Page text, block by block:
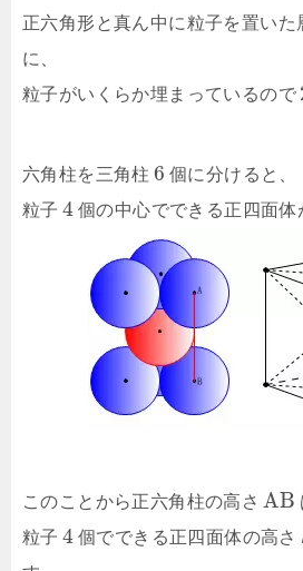
正六角形と真ん中に粒子を置いた
に、
粒子がいくらか埋まっているので
六角柱を三角柱 6 個に分けると、
粒子 4 個の中心でできる正四面体
このことから正六角柱の高さ AB
粒子 4 個でできる正四面体の高さ